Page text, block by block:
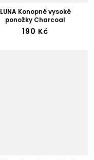
LUNA Konopné vysoké
ponožky Charcoal
190 Kč